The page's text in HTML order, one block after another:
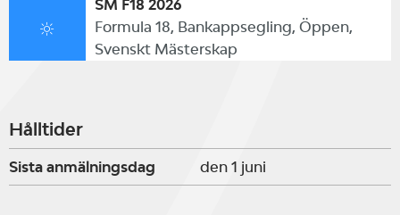
SM F18 2026
Formula 18, Bankappsegling, Öppen,
Svenskt Mästerskap
Hålltider
Sista anmälningsdag den 1 juni